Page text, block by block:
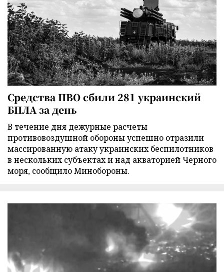
Средства ПВО сбили 281 украинский
БПЛА за день
В течение дня дежурные расчеты
противовоздушной обороны успешно отразили
массированную атаку украинских беспилотников
в нескольких субъектах и над акваторией Черного
моря, сообщило Минобороны.